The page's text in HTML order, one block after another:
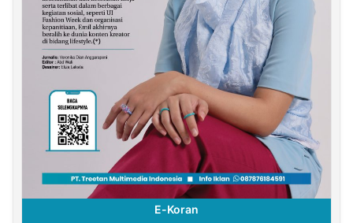
E-Koran